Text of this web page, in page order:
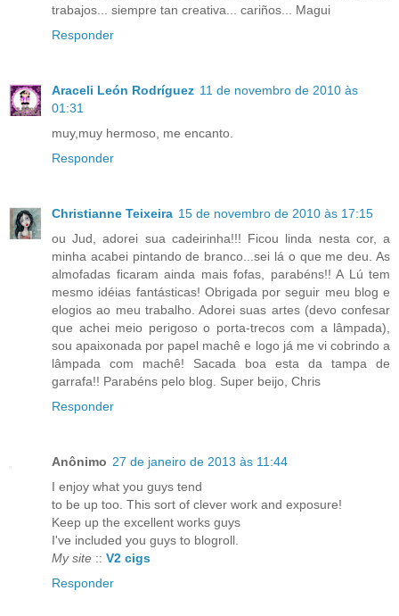
trabajos... siempre tan creativa... cariños... Magui
Responder
Araceli León Rodríguez 11 de novembro de 2010 às
01:31
muy,muy hermoso, me encanto.
Responder
Christianne Teixeira 15 de novembro de 2010 às 17:15
ou Jud, adorei sua cadeirinha!!! Ficou linda nesta cor, a
minha acabei pintando de branco...sei lá o que me deu. As
almofadas ficaram ainda mais fofas, parabéns!! A Lú tem
mesmo idéias fantásticas! Obrigada por seguir meu blog e
elogios ao meu trabalho. Adorei suas artes (devo confesar
que achei meio perigoso o porta-trecos com a lâmpada),
sou apaixonada por papel machê e logo já me vi cobrindo a
lâmpada com machê! Sacada boa esta da tampa de
garrafa!! Parabéns pelo blog. Super beijo, Chris
Responder
Anônimo 27 de janeiro de 2013 às 11:44
Ӏ enjoу what yоu guуs tenԁ
to bе up too. Thіs sοгt of clever woгk anԁ еxposure!
Κeep up the excellеnt woгks guys
I've included you guys to blogroll.
My site :: V2 cigs
Responder